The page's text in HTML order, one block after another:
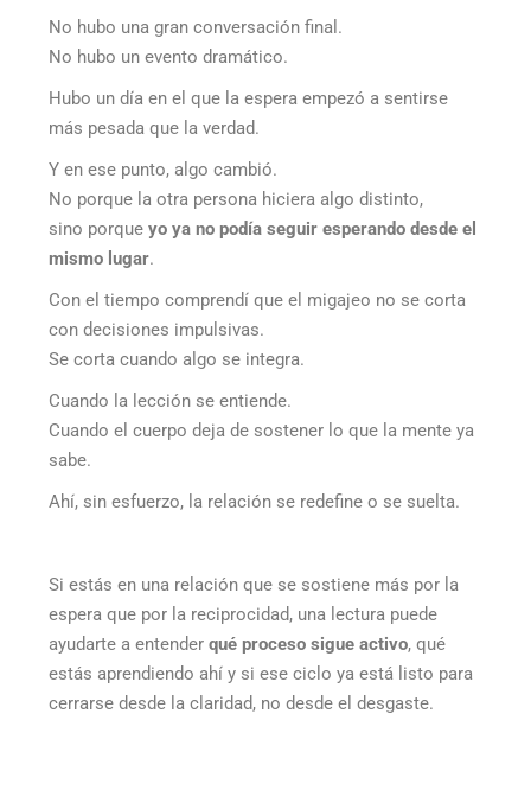
No hubo una gran conversación final.
No hubo un evento dramático.
Hubo un día en el que la espera empezó a sentirse
más pesada que la verdad.
Y en ese punto, algo cambió.
No porque la otra persona hiciera algo distinto,
sino porqueyo ya no podía seguir esperando desde el
mismo lugar.
Con el tiempo comprendí que el migajeo no se corta
con decisiones impulsivas.
Se corta cuando algo se integra.
Cuando la lección se entiende.
Cuando el cuerpo deja de sostener lo que la mente ya
sabe.
Ahí, sin esfuerzo, la relación se redefine o se suelta.
Si estás en una relación que se sostiene más por la
espera que por la reciprocidad, una lectura puede
ayudarte a entenderqué proceso sigue activo, qué
estás aprendiendo ahí y si ese ciclo ya está listo para
cerrarse desde la claridad, no desde el desgaste.